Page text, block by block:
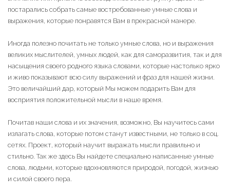
постарались собрать самые востребованные умные слова и
выражения, которые понравятся Вам в прекрасной манере.
Иногда полезно почитать не только умные слова, но и выражения
великих мыслителей, умных людей, как для саморазвития, так и для
насыщения своего родного языка словами, которые настолько ярко
и живо показывают всю силу выражений и фраз для нашей жизни.
Это величайший дар, который Мы можем подарить Вам для
восприятия положительной мысли в наше время.
Почитав наши слова и их значения, возможно, Вы научитесь сами
излагать слова, которые потом станут известными, не только в соц.
сетях. Проект, который научит выражать мысли правильно и
стильно. Так же здесь Вы найдете специально написанные умные
слова, людьми, которые вдохновляются природой, погодой, жизнью
и силой своего пера.